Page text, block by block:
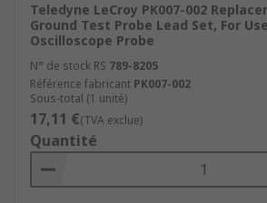
Teledyne LeCroy PK007-002
Ground Test Probe Lead Set, For
Oscilloscope Probe
N° de stock RS 789-8205
Référence fabricant PK007-002
Sous-total (1 unité)
17,11 €(TVA exclue)
Quantité